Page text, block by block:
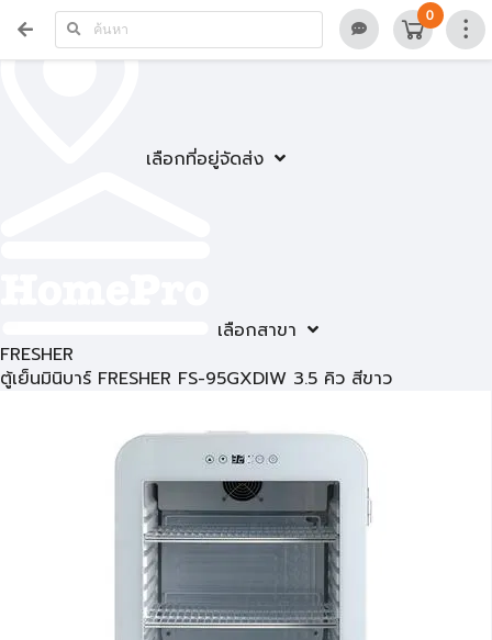
เลือกที่อยู่จัดส่ง
เลือกสาขา
0
FRESHER
ตู้เย็นมินิบาร์ FRESHER FS-95GXDIW 3.5 คิว สีขาว